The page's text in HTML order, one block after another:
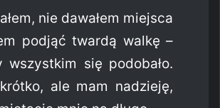
nie dawałem miejsca
podjąć twardą walkę –
wszystkim się podobało.
ale mam nadzieję,